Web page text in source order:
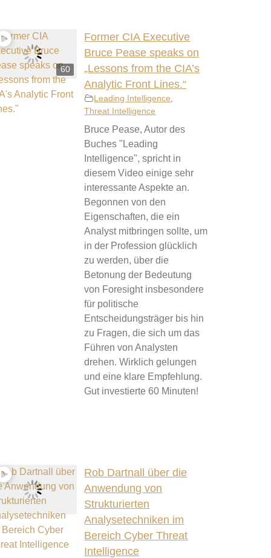
60
Former CIA Executive
Bruce Pease speaks on
„Lessons from the CIA’s
Analytic Front Lines.“
Leading Intelligence
Threat Intelligence
Bruce Pease, Autor des
Buches "Leading
Intelligence", spricht in
diesem Video einige sehr
interessante Aspekte an.
Begonnen von den
Eigenschaften, die ein
Analyst mitbringen sollte, um
in der Profession glücklich
zu werden, über die
Betonung der Bedeutung
von Foresight insbesondere
für politische
Entscheidungsträger bis hin
zu Fragen, die sich um das
Führen von Analysten
drehen. Wirklich gelungen
und eine klare Empfehlung.
Gut investierte 60 Minuten!
Rob Dartnall über die
Anwendung von
Strukturierten
Analysetechniken im
Bereich Cyber Threat
Intelligence